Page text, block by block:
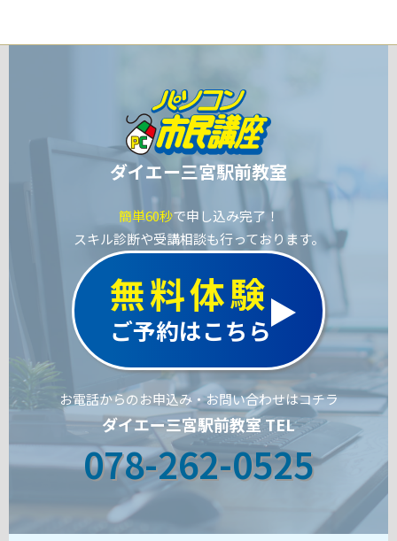
ダイエー三宮駅前教室
簡単60秒で申し込み完了！
スキル診断や受講相談も行っております。
無料体験
ご予約はこちら
お電話からのお申込み・お問い合わせはコチラ
ダイエー三宮駅前教室 TEL
078-262-0525